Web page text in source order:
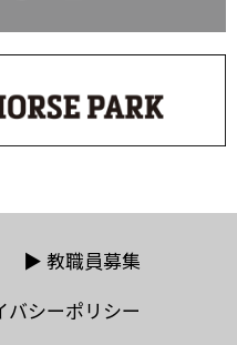
▶ 教職員募集
バシーポリシー